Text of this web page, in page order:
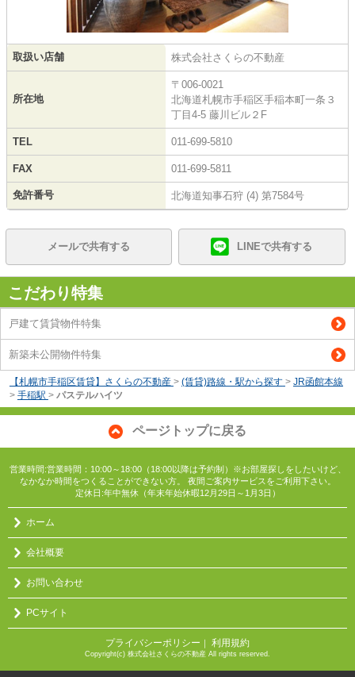
取扱い店舗 株式会社さくらの不動産
所在地
〒006-0021
北海道札幌市手稲区手稲本町一条３
丁目4-5 藤川ビル２F
TEL 011-699-5810
FAX 011-699-5811
免許番号 北海道知事石狩 (4) 第7584号
メールで共有する LINEで共有する
こだわり特集
戸建て賃貸物件特集
新築未公開物件特集
【札幌市手稲区賃貸】さくらの不動産 > (賃貸)路線・駅から探す > JR函館本線
> 手稲駅 > パステルハイツ
ページトップに戻る
営業時間:営業時間：10:00～18:00（18:00以降は予約制）※お部屋探しをしたいけど、
なかなか時間をつくることができない方。 夜間ご案内サービスをご利用下さい。
定休日:年中無休（年末年始休暇12月29日～1月3日）
ホーム
会社概要
お問い合わせ
PCサイト
プライバシーポリシー ｜ 利用規約
Copyright(c) 株式会社さくらの不動産 All rights reserved.